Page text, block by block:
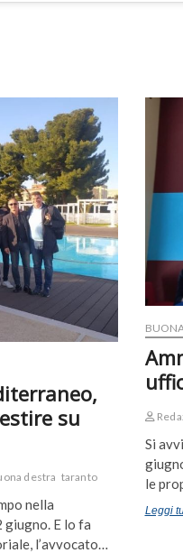
su
destra taranto
nella
E lo fa
l’avvocato…
Si
le
Leggi